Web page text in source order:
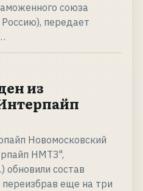
союза
Россию), передает
из
Новомосковский
НМТЗ",
обновили состав
переизбрав еще на три